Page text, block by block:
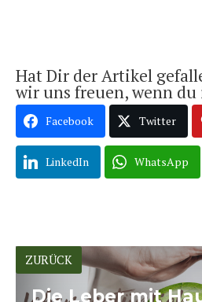
Hat Dir der Artikel
wir uns freuen, wenn
Facebook Twitter
LinkedIn WhatsApp
ZURÜCK
Die Leber mit